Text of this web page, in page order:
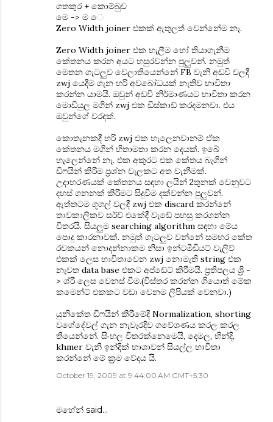
ගතකුර + කොම්බුව
මෙ -> ම ෙ
Zero Width joiner එකක් ඇතුලත් වෙන්නේම නෑ.
Zero Width joiner එක හැලීම හෝ තියාගැනීම
‍කේතනය කරන අයට හසුරවන්න පුලුවන්. නමුත්
මෙතන ගැටලුව වෙලාතියෙන්නේ FB වැනි අඩවි වලදී
zwj යෙදීම ගැන හරි අවබෝධයක් නැතිව භාවිතා
කරන්න යාමයි. ඔවුන් අඩවි නිර්මාණයට භාවිතා කරන
මොඩියුල මගින් zwj එක ඩිස්කාඩ් කරදමනවා. එය
ඔවුන්ගේ වරදක්.
කොතැනකදී හරි zwj එක හැලෙනවානම් ඒක
කේතනය මගින් හිතාමතා කරන දෙයක්. ඉබේ
හැලෙන්නේ නෑ. එක අකුරට එක කේතය බැගින්
ඩිෆයින් කිරීම ප්‍රශ්න වැලකට අත වැනීමක්.
උදාහරණයක් කේතනය සඳහා ලයින් 2තුනක් වෙනුවට
දහස් ගනනක් කිරීමට සිදුවීම දක්වන්න පුලුවන්.
ඇත්තටම ගූගල් වලදී zwj එක discard කරන්නේ
තාවකාලිකව සර්ච් එකේදී වැඩේ පහසු කරගන්න
විතරයි. සියලුම searching algorithm සඳහා මේය
පොදු කාරනාවක්. නමුත් ගැටලුව වන්නේ සමහර කේත
රචකයන් නොදන්නාකම නිසා ඉන්ටමීඩියට් වැලිව්
එකක් ලෙස භාවිතාවෙන zwj නොමැති string එක
නැවත data base එකට අප්ඩේට් කිරීමයි. ප්‍රතිපලය ශ්‍රි -
> ශ්රී ලෙස වෙනස් වීම.(විස්තර කරන්න ගියොත් මේක
කමෙන්ට් එකකට වඩා වෙනම ලිපියක් වෙනවා.)
යුනිකේත ඩිෆයින් කිරීමේදි Normalization, shorting
වගේදේවල් ගැන නැවැරදිව ගවේශණය කරල කරල
තියෙන්නේ. සිංහල විතරක්නෙමෙයි, දෙමල, හින්දි,
khmer වැනි ඉන්දික් භාශාවන් සියල්ල භාවිතා
කරන්නේ මේ ක්‍රම වේදය යි.
October 19, 2009 at 9:44:00 AM GMT+5:30
මහේන් said…